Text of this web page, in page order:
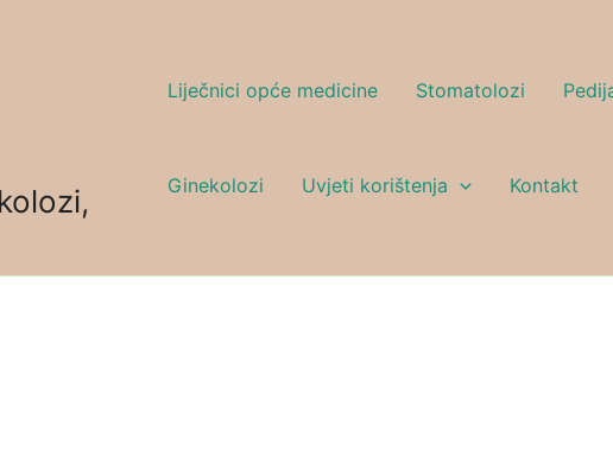
Liječnici opće medicine Stomatolozi
Ginekolozi Uvjeti korištenja Kontakt